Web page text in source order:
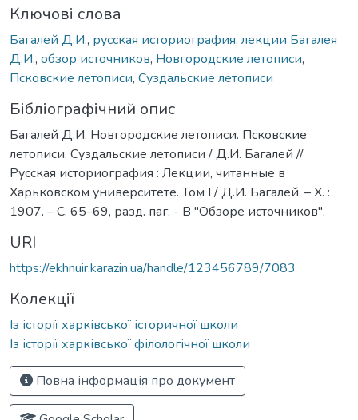
Ключові слова
Багалей Д.И., русская историография, лекции Багалея
Д.И., обзор источников, Новгородские летописи,
Псковские летописи, Суздальские летописи
Бібліографічний опис
Багалей Д.И. Новгородские летописи. Псковские
летописи. Суздальские летописи / Д.И. Багалей //
Русская историография : Лекции, читанные в
Харьковском университете. Том I / Д.И. Багалей. – Х. :
1907. – С. 65–69, разд. паг. - В "Обзоре источников".
URI
https://ekhnuir.karazin.ua/handle/123456789/7083
Колекції
Із історії харківської історичної школи
Із історії харківської філологічної школи
Повна інформація про документ